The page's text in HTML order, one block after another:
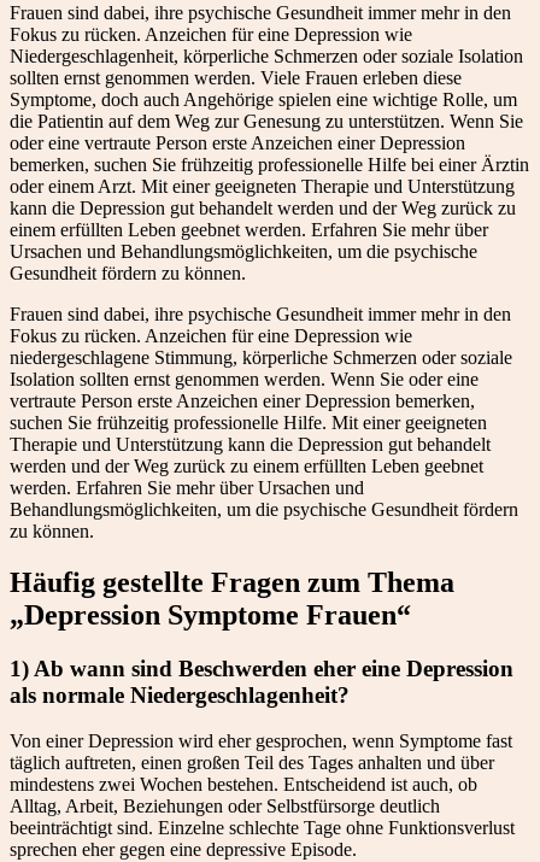
Frauen sind dabei, ihre psychische Gesundheit immer mehr in den
Fokus zu rücken. Anzeichen für eine Depression wie
Niedergeschlagenheit, körperliche Schmerzen oder soziale Isolation
sollten ernst genommen werden. Viele Frauen erleben diese
Symptome, doch auch Angehörige spielen eine wichtige Rolle, um
die Patientin auf dem Weg zur Genesung zu unterstützen. Wenn Sie
oder eine vertraute Person erste Anzeichen einer Depression
bemerken, suchen Sie frühzeitig professionelle Hilfe bei einer Ärztin
oder einem Arzt. Mit einer geeigneten Therapie und Unterstützung
kann die Depression gut behandelt werden und der Weg zurück zu
einem erfüllten Leben geebnet werden. Erfahren Sie mehr über
Ursachen und Behandlungsmöglichkeiten, um die psychische
Gesundheit fördern zu können.
Frauen sind dabei, ihre psychische Gesundheit immer mehr in den
Fokus zu rücken. Anzeichen für eine Depression wie
niedergeschlagene Stimmung, körperliche Schmerzen oder soziale
Isolation sollten ernst genommen werden. Wenn Sie oder eine
vertraute Person erste Anzeichen einer Depression bemerken,
suchen Sie frühzeitig professionelle Hilfe. Mit einer geeigneten
Therapie und Unterstützung kann die Depression gut behandelt
werden und der Weg zurück zu einem erfüllten Leben geebnet
werden. Erfahren Sie mehr über Ursachen und
Behandlungsmöglichkeiten, um die psychische Gesundheit fördern
zu können.
Häufig gestellte Fragen zum Thema
„Depression Symptome Frauen“
1) Ab wann sind Beschwerden eher eine Depression
als normale Niedergeschlagenheit?
Von einer Depression wird eher gesprochen, wenn Symptome fast
täglich auftreten, einen großen Teil des Tages anhalten und über
mindestens zwei Wochen bestehen. Entscheidend ist auch, ob
Alltag, Arbeit, Beziehungen oder Selbstfürsorge deutlich
beeinträchtigt sind. Einzelne schlechte Tage ohne Funktionsverlust
sprechen eher gegen eine depressive Episode.